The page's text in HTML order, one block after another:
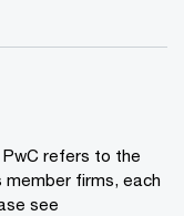
PwC refers to the
firms, each
see